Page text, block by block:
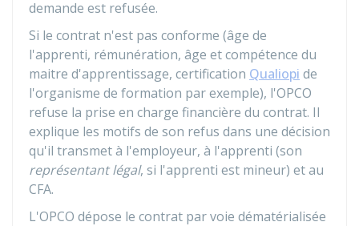
demande est refusée.
Si le contrat n'est pas conforme (âge de
l'apprenti, rémunération, âge et compétence du
maitre d'apprentissage, certification Qualiopi de
l'organisme de formation par exemple), l'OPCO
refuse la prise en charge financière du contrat. Il
explique les motifs de son refus dans une décision
qu'il transmet à l'employeur, à l'apprenti (son
représentant légal, si l'apprenti est mineur) et au
CFA.
L'OPCO dépose le contrat par voie dématérialisée